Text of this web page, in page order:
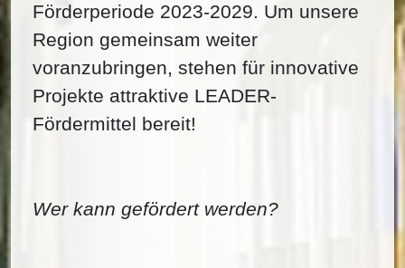
Förderperiode 2023-2029. Um unsere
Region gemeinsam weiter
voranzubringen, stehen für innovative
Projekte attraktive LEADER-
Fördermittel bereit!
Wer kann gefördert werden?